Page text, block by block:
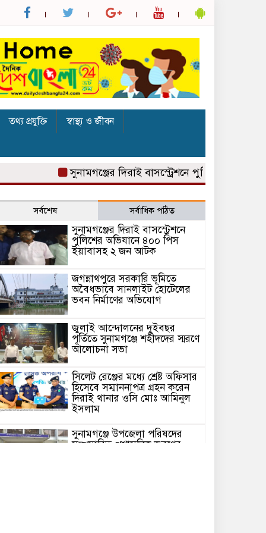
তথ্য প্রযুক্তি
স্বাস্থ্য ও জীবন
সুনামগঞ্জের দিরাই বাসস্ট্রেশনে পুলিশের অভিযানে
সর্বশেষ সর্বাধিক পঠিত
সুনামগঞ্জের দিরাই বাসস্ট্রেশনে
পুলিশের অভিযানে ৪০০ পিস
ইয়াবাসহ ২ জন আটক
জগন্নাথপুরে সরকারি ভূমিতে
অবৈধভাবে সানলাইট হোটেলের
ভবন নির্মাণের অভিযোগ
জুলাই আন্দোলনের দুইবছর
পূর্তিতে সুনামগঞ্জে শহীদদের স্মরণে
আলোচনা সভা
সিলেট রেঞ্জের মধ্যে শ্রেষ্ট অফিসার
হিসেবে সম্মাননাপত্র গ্রহন করেন
দিরাই থানার ওসি মোঃ আমিনুল
ইসলাম
সুনামগঞ্জে উপজেলা পরিষদের
সম্প্রসারিত প্রশাসনিক ভবণের